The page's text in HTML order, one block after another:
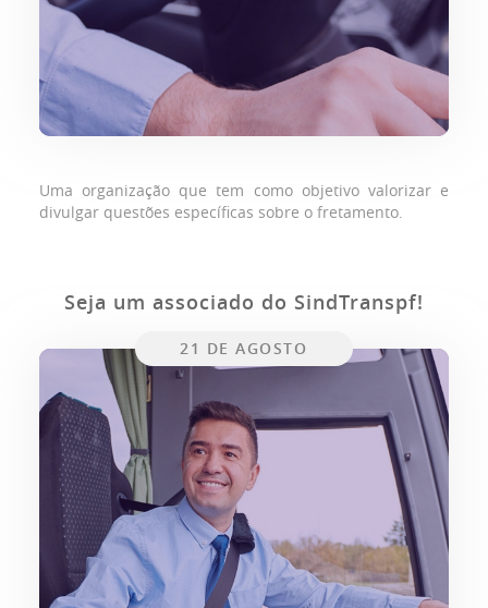
Uma organização que tem como objetivo valorizar e
divulgar questões específicas sobre o fretamento.
Seja um associado do SindTranspf!
21 DE AGOSTO